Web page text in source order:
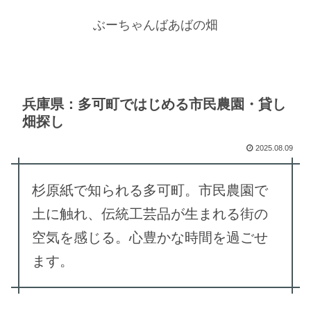
ぶーちゃんばあばの畑
兵庫県：多可町ではじめる市民農園・貸し
畑探し
2025.08.09
杉原紙で知られる多可町。市民農園で
土に触れ、伝統工芸品が生まれる街の
空気を感じる。心豊かな時間を過ごせ
ます。